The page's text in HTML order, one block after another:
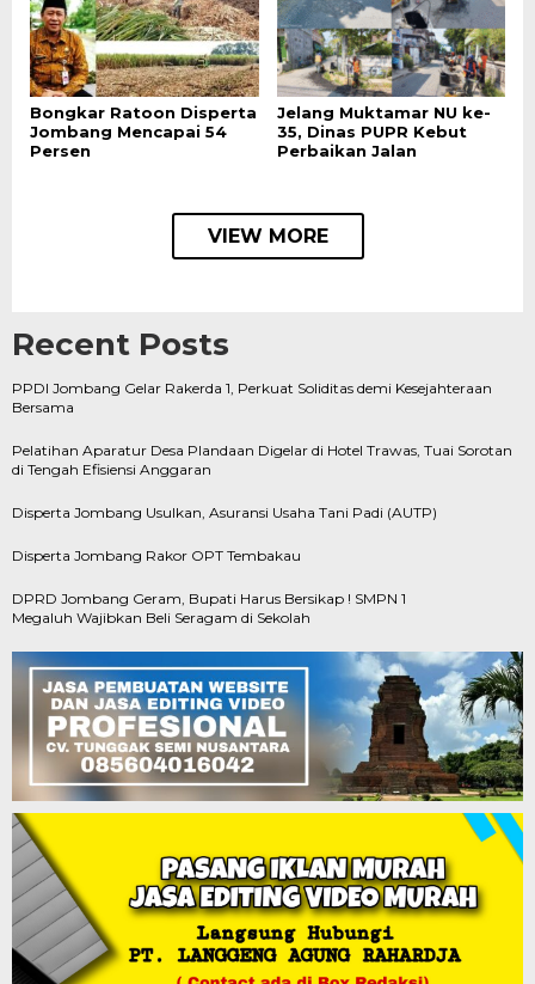
Bongkar Ratoon Disperta
Jombang Mencapai 54
Persen
Jelang Muktamar NU ke-
35, Dinas PUPR Kebut
Perbaikan Jalan
VIEW MORE
Recent Posts
PPDI Jombang Gelar Rakerda 1, Perkuat Soliditas demi Kesejahteraan
Bersama
Pelatihan Aparatur Desa Plandaan Digelar di Hotel Trawas, Tuai Sorotan
di Tengah Efisiensi Anggaran
Disperta Jombang Usulkan, Asuransi Usaha Tani Padi (AUTP)
Disperta Jombang Rakor OPT Tembakau
DPRD Jombang Geram, Bupati Harus Bersikap ! SMPN 1
Megaluh Wajibkan Beli Seragam di Sekolah